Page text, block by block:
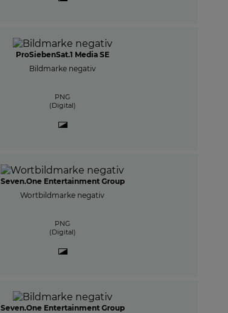
ProSiebenSat.1 Media SE
Bildmarke negativ
PNG
(Digital)
Seven.One Entertainment Group
Wortbildmarke negativ
PNG
(Digital)
Seven.One Entertainment Group